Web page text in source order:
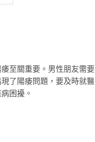
至關重要。男性朋友需要
了陽痿問題，要及時就醫
困擾。